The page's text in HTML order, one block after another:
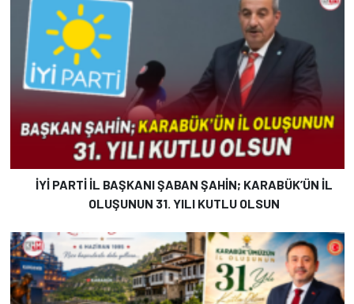
İYİ PARTİ İL BAŞKANI ŞABAN ŞAHİN; KARABÜK’ÜN İL
OLUŞUNUN 31. YILI KUTLU OLSUN